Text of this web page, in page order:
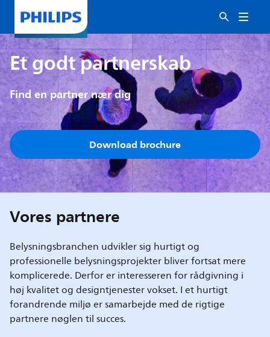
Et godt partnerskab
Find en partner nær dig
Download brochure
Vores partnere
Belysningsbranchen udvikler sig hurtigt og
professionelle belysningsprojekter bliver fortsat mere
komplicerede. Derfor er interesseren for rådgivning i
høj kvalitet og designtjenester vokset. I et hurtigt
forandrende miljø er samarbejde med de rigtige
partnere nøglen til succes.